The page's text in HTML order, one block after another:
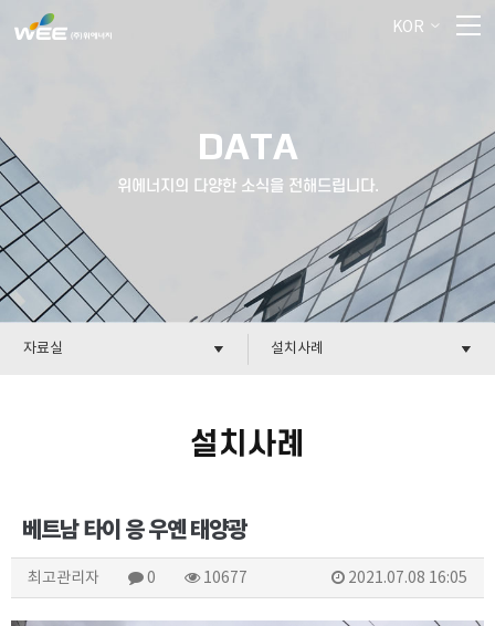
KOR
DATA
위에너지의 다양한 소식을 전해드립니다.
자료실 설치사례
설치사례
베트남 타이 응 우옌 태양광
최고관리자 0 10677 2021.07.08 16:05